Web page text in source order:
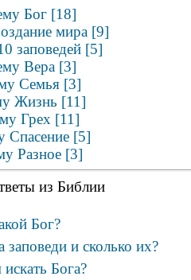
Бог [18]
мира [9]
заповедей [5]
Вера [3]
Семья [3]
Жизнь [11]
Грех [11]
Спасение [5]
Разное [3]
из Библии
Бог?
заповеди и сколько их?
искать Бога?